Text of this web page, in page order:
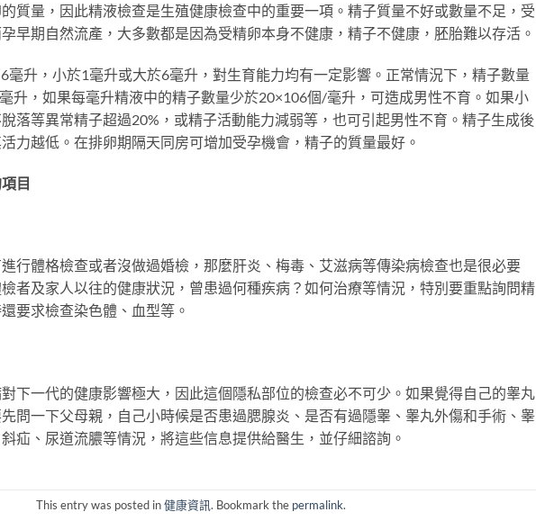
質量，因此精液檢查是生殖健康檢查中的重要一項。精子質量不好或數量不足，受
早期自然流產，大多數都是因為受精卵本身不健康，精子不健康，胚胎難以存活。
毫升，小於1毫升或大於6毫升，對生育能力均有一定影響。正常情況下，精子數量
升，如果每毫升精液中的精子數量少於20×106個/毫升，可造成男性不育。如果小
落等異常精子超過20%，或精子活動能力減弱等，也可引起男性不育。精子生成後
力越低。在排卵期隔天同房可增加受孕機會，精子的質量最好。
目
行體格檢查或者沒做過婚檢，那麼肝炎、梅毒、艾滋病等傳染病檢查也是很必要
者及家人以往的健康狀況，曾患過何種疾病？如何治療等情況，特別要重點詢問精
要求檢查染色體、血型等。
下一代的健康影響極大，因此這個隱私部位的檢查必不可少。如果覺得自己的睾丸
問一下父母親，自己小時候是否患過腮腺炎、是否有過隱睾、睾丸外傷和手術、睾
疝、尿道流膿等情況，將這些信息提供給醫生，並仔細諮詢。
This entry was posted in健康資訊. Bookmark the permalink.